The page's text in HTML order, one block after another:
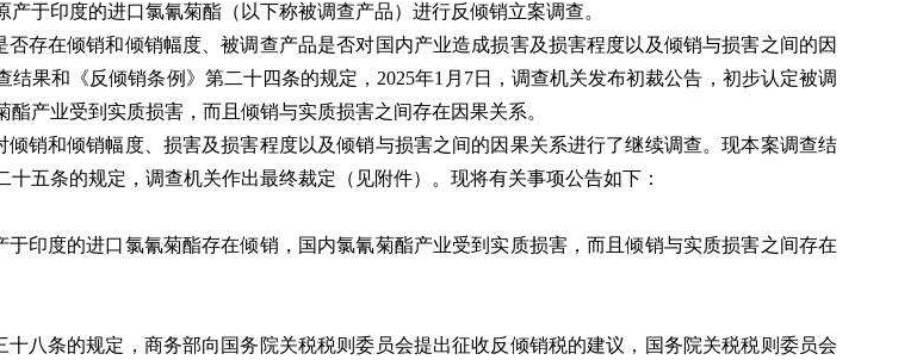
产于印度的进口氯氰菊酯（以下称被调查产品）进行反倾销立案调查。
否存在倾销和倾销幅度、被调查产品是否对国内产业造成损害及损害程度以及倾销与损害之间的因
结果和《反倾销条例》第二十四条的规定，2025年1月7日，调查机关发布初裁公告，初步认定被调
产业受到实质损害，而且倾销与实质损害之间存在因果关系。
倾销和倾销幅度、损害及损害程度以及倾销与损害之间的因果关系进行了继续调查。现本案调查结
十五条的规定，调查机关作出最终裁定（见附件）。现将有关事项公告如下：
于印度的进口氯氰菊酯存在倾销，国内氯氰菊酯产业受到实质损害，而且倾销与实质损害之间存在
十八条的规定，商务部向国务院关税税则委员会提出征收反倾销税的建议，国务院关税税则委员会